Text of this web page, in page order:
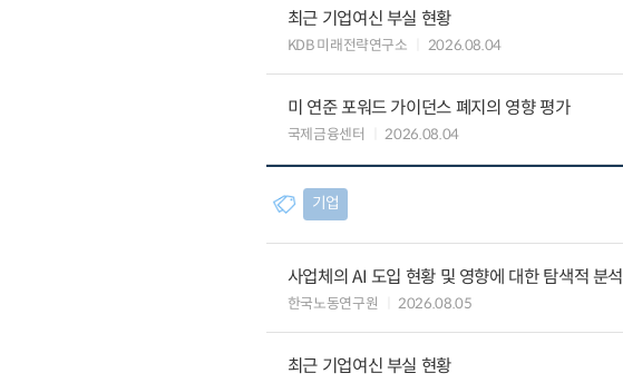
최근 기업여신 부실 현황
KDB 미래전략연구소 2026.08.04
미 연준 포워드 가이던스 폐지의 영향 평가
국제금융센터 2026.08.04
기업
사업체의 AI 도입 현황 및 영향에 대한 탐색적 분석
한국노동연구원 2026.08.05
최근 기업여신 부실 현황